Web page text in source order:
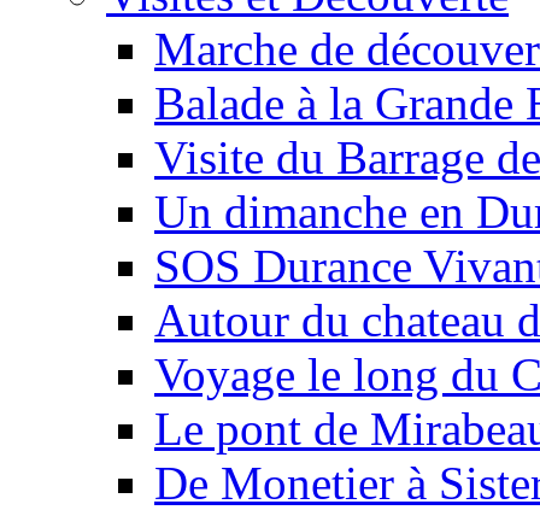
Marche de
Balade à la Grande
Visite du Barrage
Un dimanche en
SOS Durance
Autour du chateau
Voyage le long du
Le pont de
De Monetier à